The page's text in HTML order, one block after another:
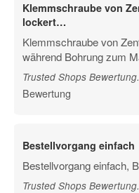
Klemmschraube von
lockert…
Klemmschraube von
während Bohrung zum
Trusted Shops Bewertung.
Bewertung
Bestellvorgang einfach
Bestellvorgang einfach,
Trusted Shops Bewertung.